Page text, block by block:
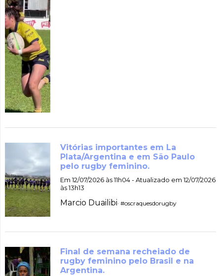
Vitórias importantes em La
Plata/Argentina e em São Paulo
pelo rugby feminino.
Em 12/07/2026 às 11h04 - Atualizado em 12/07/2026
às 13h13
Marcio Duailibi· #oscraquesdorugby
Final de semana recheiado de
rugby feminino pelo Brasil e na
Argentina.